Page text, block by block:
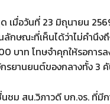
เมื่อวันที่ 23 มิถุนายน
ลักษณะที่เห็นได้ว่าไม่คำนึง
บาท โทษจำคุกให้รอการ
รยานยนต์ของกลางทั้ง 3
ชม สน.วิภาวดี บก.จร. ที่มี